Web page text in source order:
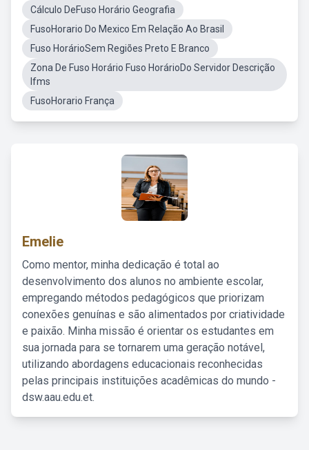
Cálculo DeFuso Horário Geografia
FusoHorario Do Mexico Em Relação Ao Brasil
Fuso HorárioSem Regiões Preto E Branco
Zona De Fuso Horário Fuso HorárioDo Servidor Descrição
Ifms
FusoHorario França
Emelie
Como mentor, minha dedicação é total ao
desenvolvimento dos alunos no ambiente escolar,
empregando métodos pedagógicos que priorizam
conexões genuínas e são alimentados por criatividade
e paixão. Minha missão é orientar os estudantes em
sua jornada para se tornarem uma geração notável,
utilizando abordagens educacionais reconhecidas
pelas principais instituições acadêmicas do mundo -
dsw.aau.edu.et.